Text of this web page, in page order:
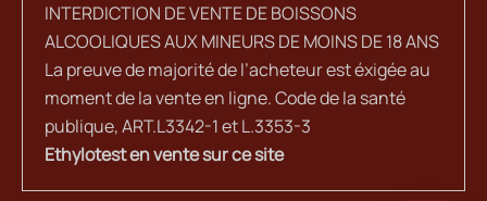
INTERDICTION DE VENTE DE BOISSONS
ALCOOLIQUES AUX MINEURS DE MOINS DE 18 ANS
La preuve de majorité de l’acheteur est éxigée au
moment de la vente en ligne. Code de la santé
publique, ART.L3342-1 et L.3353-3
Ethylotest en vente sur ce site